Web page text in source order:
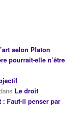
selon Platon
pourrait-elle n’être
Le droit
: Faut-il penser par